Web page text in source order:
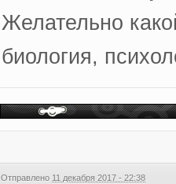
Желательно
биология,
Отправлено 11 декабря 2017 - 22:38